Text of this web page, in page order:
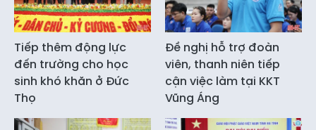
Tiếp thêm động lực
đến trường cho học
sinh khó khăn ở Đức
Thọ
Đề nghị hỗ trợ đoàn
viên, thanh niên tiếp
cận việc làm tại KKT
Vũng Áng